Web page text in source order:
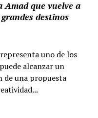
Amad que vuelve a
destinos
uno de los
alcanzar un
de una propuesta